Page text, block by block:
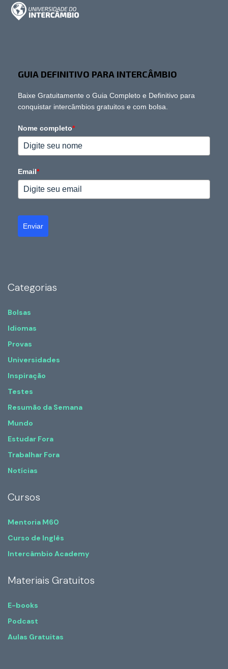
GUIA DEFINITIVO PARA INTERCÂMBIO
Baixe Gratuitamente o Guia Completo e Definitivo para
conquistar intercâmbios gratuitos e com bolsa.
Nome completo*
Email*
Enviar
Categorias
Bolsas
Idiomas
Provas
Universidades
Inspiração
Testes
Resumão da Semana
Mundo
Estudar Fora
Trabalhar Fora
Notícias
Cursos
Mentoria M60
Curso de Inglês
Intercâmbio Academy
Materiais Gratuitos
E-books
Podcast
Aulas Gratuitas